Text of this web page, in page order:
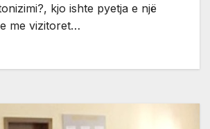
kjo ishte pyetja e një
me vizitoret…